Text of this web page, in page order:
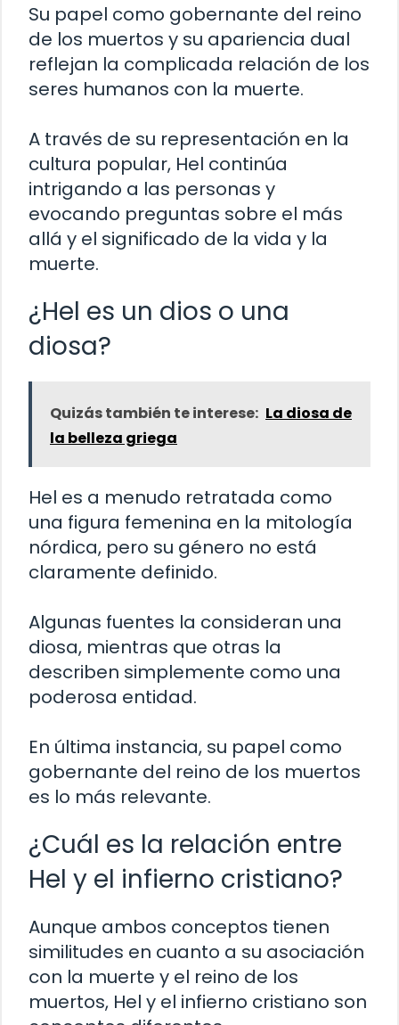
Su papel como gobernante del reino
de los muertos y su apariencia dual
reflejan la complicada relación de los
seres humanos con la muerte.
A través de su representación en la
cultura popular, Hel continúa
intrigando a las personas y
evocando preguntas sobre el más
allá y el significado de la vida y la
muerte.
¿Hel es un dios o una
diosa?
Quizás también te interese: La diosa de
la belleza griega
Hel es a menudo retratada como
una figura femenina en la mitología
nórdica, pero su género no está
claramente definido.
Algunas fuentes la consideran una
diosa, mientras que otras la
describen simplemente como una
poderosa entidad.
En última instancia, su papel como
gobernante del reino de los muertos
es lo más relevante.
¿Cuál es la relación entre
Hel y el infierno cristiano?
Aunque ambos conceptos tienen
similitudes en cuanto a su asociación
con la muerte y el reino de los
muertos, Hel y el infierno cristiano son